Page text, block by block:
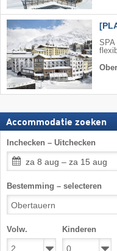
SPA
Accommodatie zoeken
Inchecken – Uitchecken
za 8 aug – za 15 aug
Bestemming – selecteren
Volw. Kinderen